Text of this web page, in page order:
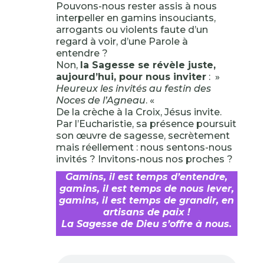
Pouvons-nous rester assis à nous
interpeller en gamins insouciants,
arrogants ou violents faute d’un
regard à voir, d’une Parole à
entendre ?
Non, la Sagesse se révèle juste,
aujourd’hui, pour nous inviter: »
Heureux les invités au festin des
Noces de l’Agneau. «
De la crèche à la Croix, Jésus invite.
Par l’Eucharistie, sa présence poursuit
son œuvre de sagesse, secrètement
mais réellement : nous sentons-nous
invités ? Invitons-nous nos proches ?
Gamins, il est temps d’entendre,
gamins, il est temps de nous lever,
gamins, il est temps de grandir, en
artisans de paix !
La Sagesse de Dieu s’offre à nous.